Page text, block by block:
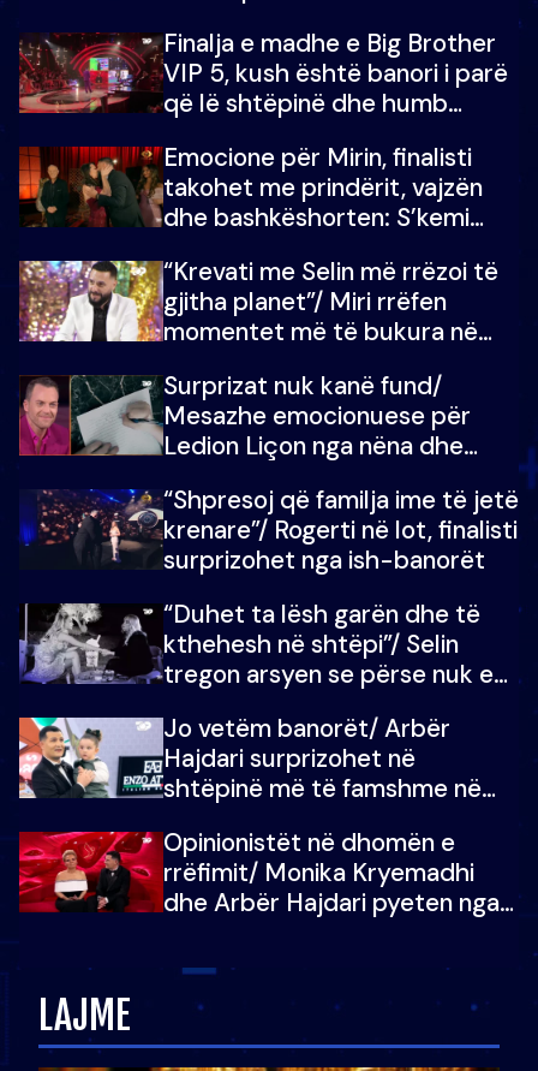
Finalja e madhe e Big Brother
VIP 5, kush është banori i parë
që lë shtëpinë dhe humb
çmimin e madh
Emocione për Mirin, finalisti
takohet me prindërit, vajzën
dhe bashkëshorten: S’kemi
“Krevati me Selin më rrëzoi të
gjitha planet”/ Miri rrëfen
momentet më të bukura në
mungojë zilja e mëngjesit kur…
Surprizat nuk kanë fund/
Mesazhe emocionuese për
Ledion Liçon nga nëna dhe
mban dot lotët: Nuk meritoj…
“Shpresoj që familja ime të jetë
krenare”/ Rogerti në lot, finalisti
surprizohet nga ish-banorët
“Duhet ta lësh garën dhe të
kthehesh në shtëpi”/ Selin
tregon arsyen se përse nuk e
çoja luftën time deri në fund
Jo vetëm banorët/ Arbër
Hajdari surprizohet në
shtëpinë më të famshme në
vajzën e tij
Opinionistët në dhomën e
rrëfimit/ Monika Kryemadhi
dhe Arbër Hajdari pyeten nga
zëvendësonit njëri-tjetrin?
LAJME